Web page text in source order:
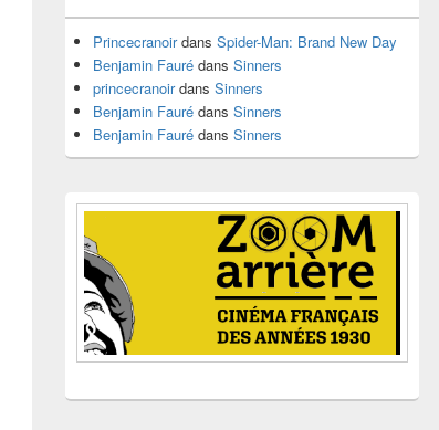
latérale
Princecranoirdans Spider-Man: Brand New Day
Benjamin Fauré dans Sinners
princecranoirdans Sinners
Benjamin Fauré dans Sinners
Benjamin Fauré dans Sinners